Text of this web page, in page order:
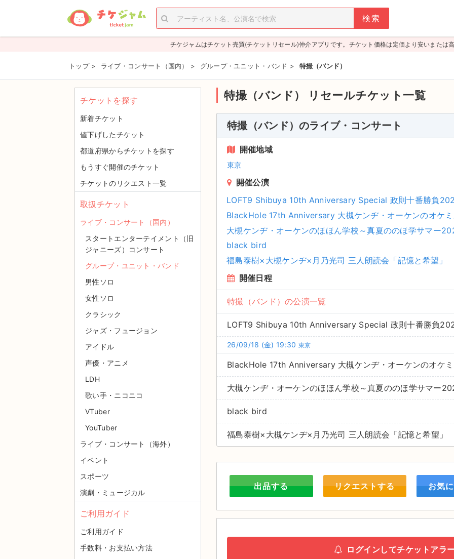
チケジャムはチケット売買(チケットリセール)仲介アプリです。チケット価格は定価より安いまたは
トップ > ライブ・コンサート（国内） > グループ・ユニット・バンド > 特撮（バンド）
特撮（バンド） リセールチケット一覧
特撮（バンド）のライブ・コンサート
開催地域
東京
開催公演
LOFT9 Shibuya 10th Anniversary Special 政則十番勝負
BlackHole 17th Anniversary 大槻ケンヂ・オーケンのオケ
大槻ケンヂ・オーケンのほほん学校～真夏ののほ学サマー
black bird
福島泰樹×大槻ケンヂ×月乃光司 三人朗読会「記憶と希望」
開催日程
特撮（バンド）の公演一覧
LOFT9 Shibuya 10th Anniversary Special 政則十番勝負
26/09/18 (金) 19:30 東京
BlackHole 17th Anniversary 大槻ケンヂ・オーケンのオケ
大槻ケンヂ・オーケンのほほん学校～真夏ののほ学サマー
black bird
福島泰樹×大槻ケンヂ×月乃光司 三人朗読会「記憶と希望」
出品する リクエストする お気
ログインしてチケットアラ
チケットを探す
新着チケット
値下げしたチケット
都道府県からチケットを探す
もうすぐ開催のチケット
チケットのリクエスト一覧
取扱チケット
ライブ・コンサート（国内）
スタートエンターテイメント（旧
ジャニーズ）コンサート
グループ・ユニット・バンド
男性ソロ
女性ソロ
クラシック
ジャズ・フュージョン
アイドル
声優・アニメ
LDH
歌い手・ニコニコ
VTuber
YouTuber
ライブ・コンサート（海外）
イベント
スポーツ
演劇・ミュージカル
ご利用ガイド
ご利用ガイド
手数料・お支払い方法